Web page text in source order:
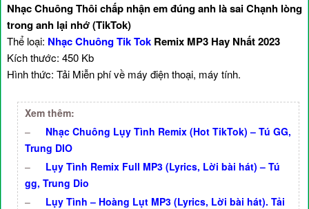
Nhạc Chuông Thôi chấp nhận em đúng anh là sai Chạnh lòng
trong anh lại nhớ (TikTok)
Thể loại: Nhạc Chuông Tik Tok Remix MP3 Hay Nhất 2023
Kích thước: 450 Kb
Hình thức: Tải Miễn phí về máy điện thoại, máy tính.
Xem thêm:
–
Nhạc Chuông Lụy Tình Remix (Hot TikTok) – Tú GG,
Trung DIO
–
Lụy Tình Remix Full MP3 (Lyrics, Lời bài hát) – Tú
gg, Trung Dio
–
Lụy Tình – Hoàng Lụt MP3 (Lyrics, Lời bài hát). Tải